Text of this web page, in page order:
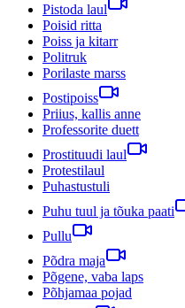
Pistoda laul
Poisid ritta
Poiss ja kitarr
Politruk
Porilaste marss
Postipoiss
Priius, kallis anne
Professorite duett
Prostituudi laul
Protestilaul
Puhastustuli
Puhu tuul ja tõuka paati
Pullu
Põdra maja
Põgene, vaba laps
Põhjamaa pojad